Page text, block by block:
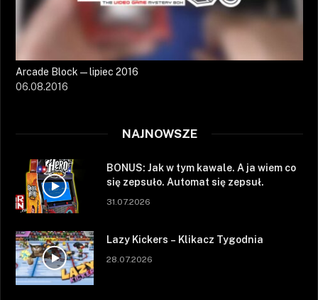
Arcade Block — lipiec 2016
06.08.2016
NAJNOWSZE
BONUS: Jak w tym kawale. A ja wiem co
się zepsuło. Automat się zepsuł.
31.07.2026
Lazy Kickers – Klikacz Tygodnia
28.07.2026